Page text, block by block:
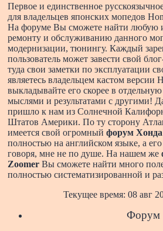
Первое и единственное
для владельцев японских мопедов
На форуме Вы сможете найти любую
ремонту и обслуживанию данного
модернизации, тюнингу. Каждый
пользователь может завести свой
туда свои заметки по эксплуатации
являетесь владельцем кастом версии
выкладывайте его скорее в
мыслями и результатами с другими!
пришло к нам из Солнечной
Штатов Америки. По ту сторону
имеется свой огромный форум
полностью на английском языке, а его
говоря, мне не по душе. На нашем же
Zoomer Вы сможете найти много
полностью систематизированной и
Текущее время: 08 авг
Форум